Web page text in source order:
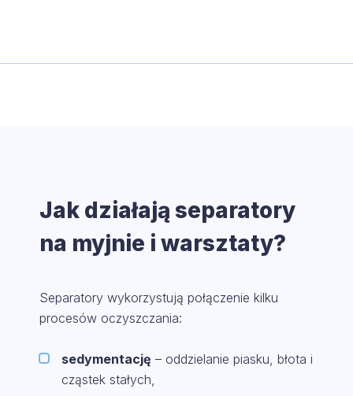
Jak działają separatory
na myjnie i warsztaty?
Separatory wykorzystują połączenie kilku
procesów oczyszczania:
sedymentację – oddzielanie piasku, błota i
cząstek stałych,